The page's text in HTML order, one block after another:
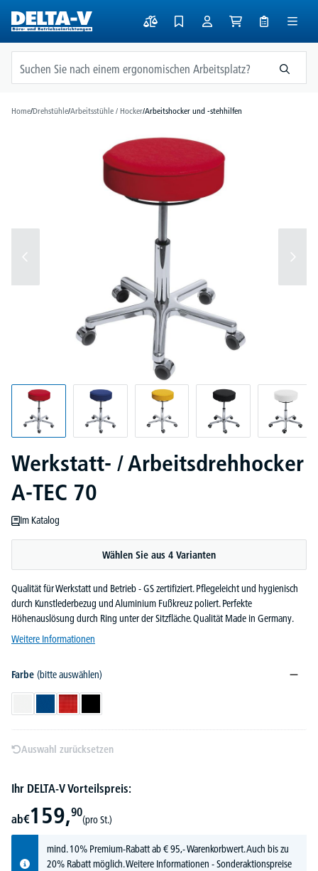
springen
Home/Drehstühle/Arbeitsstühle / Hocker/Arbeitshocker und -stehhilfen
Werkstatt- / Arbeitsdrehhocker
A-TEC 70
Im Katalog
Wählen Sie aus 4 Varianten
Qualität für Werkstatt und Betrieb - GS zertifiziert. Pflegeleicht und hygienisch
durch Kunstlederbezug und Aluminium Fußkreuz poliert. Perfekte
Höhenauslösung durch Ring unter der Sitzfläche. Qualität Made in Germany.
Weitere Informationen
Farbe (bitte auswählen)
Auswahl zurücksetzen
Ihr DELTA-V Vorteilspreis:
ab€159,90
(pro St.)
mind. 10% Premium-Rabatt ab € 95,- Warenkorbwert. Auch bis zu
20% Rabatt möglich.Weitere Informationen - Sonderaktionspreise